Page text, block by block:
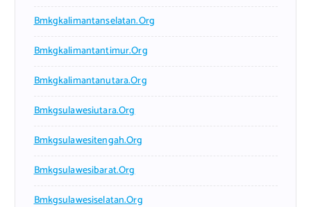
Bmkgkalimantanselatan.org
Bmkgkalimantantimur.org
Bmkgkalimantanutara.org
Bmkgsulawesiutara.org
Bmkgsulawesitengah.org
Bmkgsulawesibarat.org
Bmkgsulawesiselatan.org